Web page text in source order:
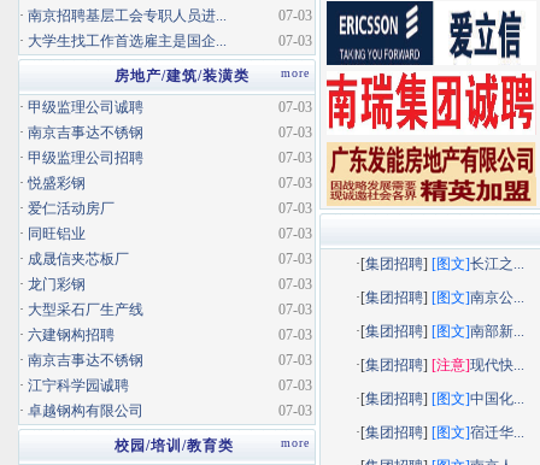
·[集团招聘] [图文]长江之...
·[集团招聘] [图文]南京公...
·[集团招聘] [图文]南部新...
·[集团招聘] [注意]现代快...
·[集团招聘] [图文]中国化...
·[集团招聘] [图文]宿迁华...
07-03
· 南京招聘基层工会专职人员进...
07-03
· 大学生找工作首选雇主是国企...
more
房地产/建筑/装潢类
07-03
· 甲级监理公司诚聘
07-03
· 南京吉事达不锈钢
07-03
· 甲级监理公司招聘
07-03
·悦盛彩钢
07-03
· 爱仁活动房厂
07-03
· 同旺铝业
07-03
· 成晟信夹芯板厂
07-03
· 龙门彩钢
07-03
· 大型采石厂生产线
07-03
· 六建钢构招聘
07-03
· 南京吉事达不锈钢
07-03
· 江宁科学园诚聘
07-03
· 卓越钢构有限公司
more
校园/培训/教育类